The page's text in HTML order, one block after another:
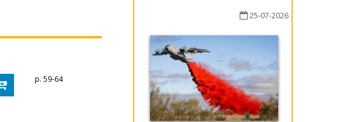
p. 59-64
25-07-2026